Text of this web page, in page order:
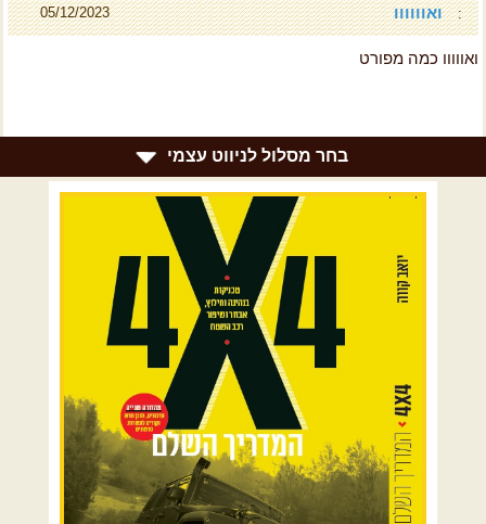
05/12/2023 : ואוווווו
ואווווו כמה מפורט
בחר מסלול לניווט עצמי
רמת הגולן וגליל עליון
כרמל ורמות מנשה
בקעת הירדן והשומרון
השרון ומישור החוף
הרי ירושלים והשפלה
מדבר יהודה וים המלח
צפון ומערב הנגב
הר הנגב והערבה